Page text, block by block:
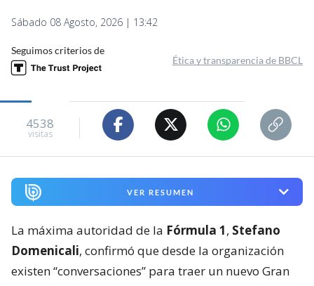
Sábado 08 Agosto, 2026 | 13:42
Seguimos criterios de
Ética y transparencia de BBCL
4538
visitas
VER RESUMEN
La máxima autoridad de la Fórmula 1, Stefano
Domenicali, confirmó que desde la organización
existen “conversaciones” para traer un nuevo Gran